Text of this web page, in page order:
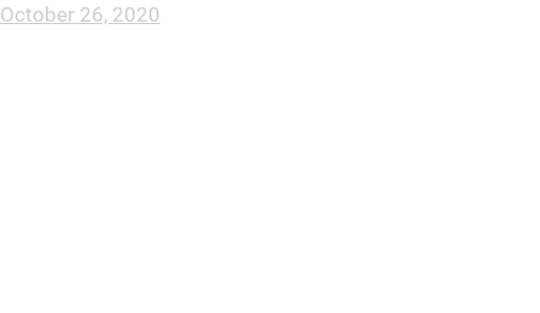
October 26, 2020